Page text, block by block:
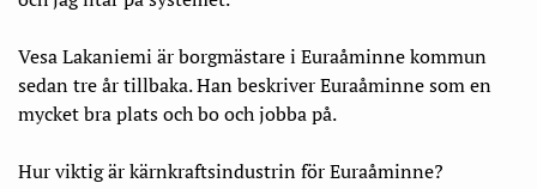
Vesa Lakaniemi är borgmästare i Euraåminne kommun
sedan tre år tillbaka. Han beskriver Euraåminne som en
mycket bra plats och bo och jobba på.
Hur viktig är kärnkraftsindustrin för Euraåminne?